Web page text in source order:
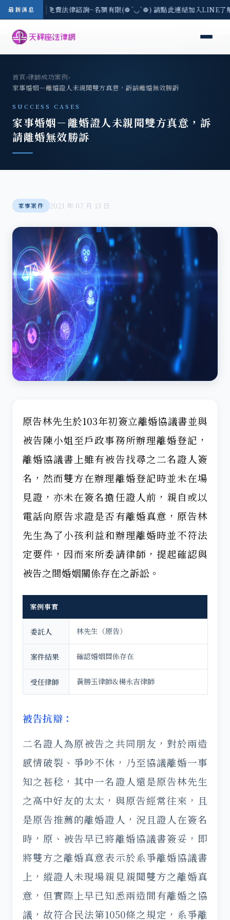
最新消息
-8/3(一) 現場免費法律諮詢~名額有限(❁´◡`❁) 請點此連結加入LINE
首頁›律師成功案例›
家事婚姻－離婚證人未親聞雙方真意，訴請離婚無效勝訴
SUCCESS CASES
家事婚姻－離婚證人未親聞雙方真意，訴
請離婚無效勝訴
家事案件 2021 年 07 月 13 日
原告林先生於103年初簽立離婚協議書並與
被告陳小姐至戶政事務所辦理離婚登記，
離婚協議書上雖有被告找尋之二名證人簽
名，然而雙方在辦理離婚登記時並未在場
見證，亦未在簽名擔任證人前，親自或以
電話向原告求證是否有離婚真意，原告林
先生為了小孩利益和辦理離婚時並不符法
定要件，因而來所委請律師，提起確認與
被告之間婚姻關係存在之訴訟。
案例事實
委託人 林先生（原告）
案件結果 確認婚姻關係存在
受任律師 黃勝玉律師&楊永吉律師
被告抗辯：
二名證人為原被告之共同朋友，對於兩造
感情破裂、爭吵不休，乃至協議離婚一事
知之甚稔，其中一名證人還是原告林先生
之高中好友的太太，與原告經常往來，且
是原告推薦的離婚證人，況且證人在簽名
時，原、被告早已將離婚協議書簽妥，即
將雙方之離婚真意表示於系爭離婚協議書
上，縱證人未現場親見親聞雙方之離婚真
意，但實際上早已知悉兩造間有離婚之協
議，故符合民法第1050條之規定，系爭離